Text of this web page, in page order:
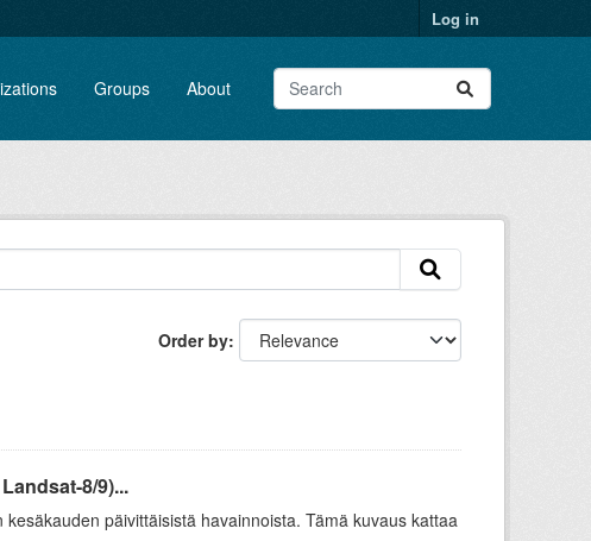
Log in
Groups About
Order by
8/9)...
päivittäisistä havainnoista. Tämä kuvaus kattaa